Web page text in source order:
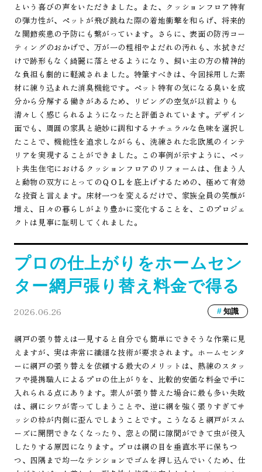
という喜びの声をいただきました。また、クッションフロア特有
の弾力性が、ペットが飛び跳ねた際の着地衝撃を和らげ、将来的
な関節疾患の予防にも繋がっています。さらに、表面の防汚コー
ティングのおかげで、万が一の粗相やよだれの汚れも、水拭きだ
けで跡形もなく綺麗に落とせるようになり、飼い主の方の精神的
な負担も劇的に軽減されました。特筆すべきは、今回採用した素
材に練り込まれた消臭機能です。ペット特有の気になる臭いを成
分から分解する働きがあるため、リビングの空気が以前よりも
清々しく感じられるようになったと評価されています。デザイン
面でも、周囲の家具と絶妙に調和するナチュラルな色味を選択し
たことで、機能性を追求しながらも、洗練された北欧風のインテ
リアを実現することができました。この事例が示すように、ペッ
ト共生住宅におけるクッションフロアのリフォームは、住まう人
と動物の双方にとってのＱＯＬを底上げするための、極めて有効
な投資と言えます。床材一つを変えるだけで、家族全員の笑顔が
増え、日々の暮らしがより豊かに変化することを、このプロジェ
クトは見事に証明してくれました。
プロの仕上がりをホームセン
ター網戸張り替え料金で得る
2026.06.26 知識
網戸の張り替えは一見すると自分でも簡単にできそうな作業に見
えますが、実は非常に繊細な技術が要求されます。ホームセンタ
ーに網戸の張り替えを依頼する最大のメリットは、熟練のスタッ
フや提携職人によるプロの仕上がりを、比較的安価な料金で手に
入れられる点にあります。素人が張り替えた場合に最も多い失敗
は、網にシワが寄ってしまうことや、逆に網を強く張りすぎてサ
ッシの枠が内側に歪んでしまうことです。こうなると網戸がスム
ーズに開閉できなくなったり、窓との間に隙間ができて虫が侵入
したりする原因になります。プロは網の目を垂直水平に保ちつ
つ、四隅まで均一なテンションでゴムを押し込んでいくため、仕